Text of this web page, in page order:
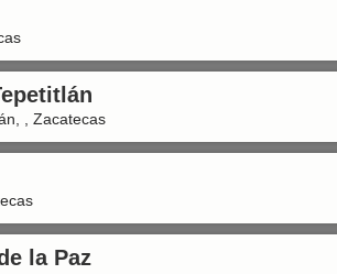
, Zacatecas
la Paz